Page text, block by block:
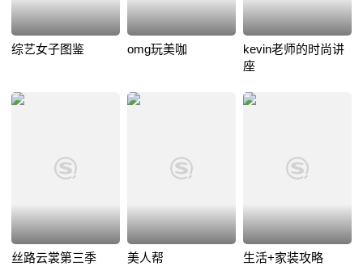
综艺女子图鉴 omg玩美咖
kevin老师的时尚讲
座
丝路云裳第三季 美人帮 生活+家装攻略